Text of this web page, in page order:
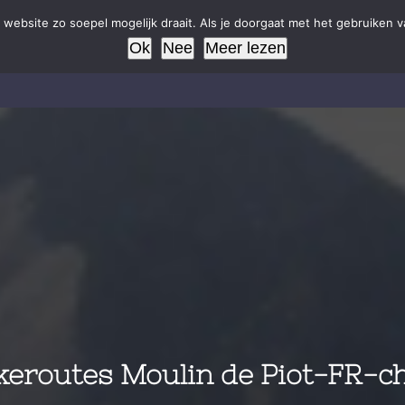
Campings Uw tent Boeken
Moulin de Piot-FR-
zo soepel mogelijk draait. Als je doorgaat met het gebruiken
Ok Nee Meer lezen